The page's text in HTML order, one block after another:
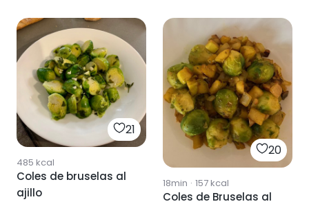
21
485 kcal
Coles de bruselas al
ajillo
20
18min · 157kcal
Coles de Bruselas al